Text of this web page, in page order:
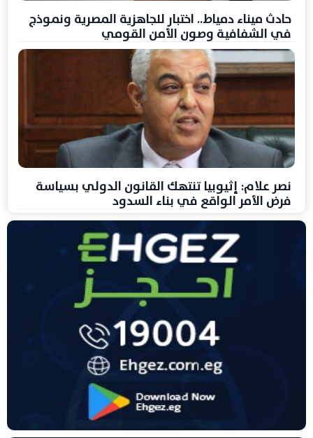
حادث ميناء دمياط.. اختبار للجاهزية المصرية ونموذج
في الشفافية وصون الأمن القومي
نصر علام: إثيوبيا تنتهك القانون الدولي بسياسة
فرض الأمر الواقع في بناء السدود